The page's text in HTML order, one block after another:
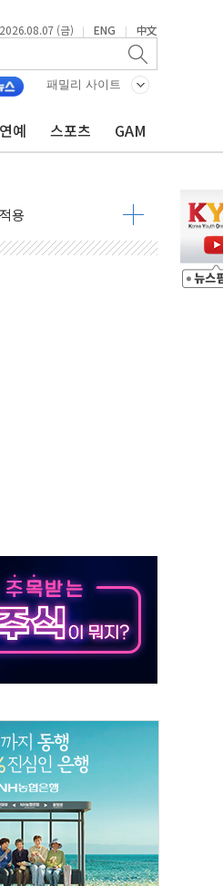
2026.08.07 (금) | ENG | 中文
패밀리 사이트
예 스포츠 GAM
다
고용지표 촉각
재시동
값 보합
권한 없어"
21% 증가" 전망
짓 깃발 작전"
빌리티 구체화